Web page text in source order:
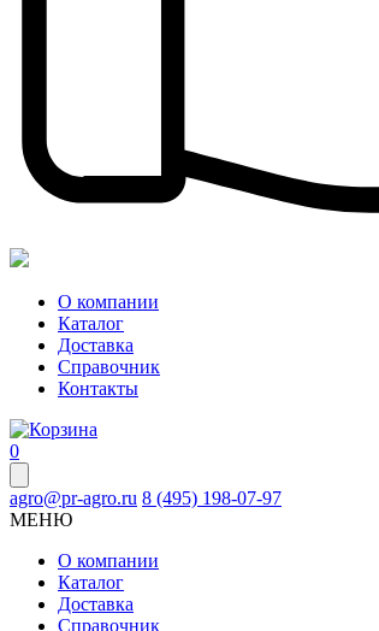
О компании
Каталог
Доставка
Справочник
Контакты
0
agro@pr-agro.ru 8 (495) 198-07-97
МЕНЮ
О компании
Каталог
Доставка
Справочник